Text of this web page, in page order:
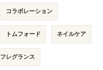
コラボレーション
トムフォード ネイルケア
フレグランス